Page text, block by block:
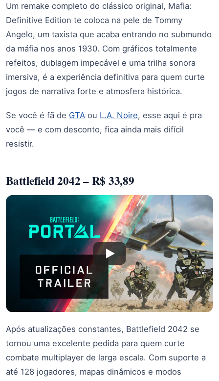
Um remake completo do clássico original, Mafia:
Definitive Edition te coloca na pele de Tommy
Angelo, um taxista que acaba entrando no submundo
da máfia nos anos 1930. Com gráficos totalmente
refeitos, dublagem impecável e uma trilha sonora
imersiva, é a experiência definitiva para quem curte
jogos de narrativa forte e atmosfera histórica.
Se você é fã de GTA ou L.A. Noire, esse aqui é pra
você — e com desconto, fica ainda mais difícil
resistir.
Battlefield 2042 – R$ 33,89
Após atualizações constantes, Battlefield 2042 se
tornou uma excelente pedida para quem curte
combate multiplayer de larga escala. Com suporte a
até 128 jogadores, mapas dinâmicos e modos